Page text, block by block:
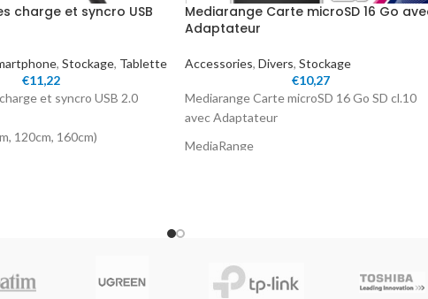
charge et syncro USB
, Stockage, Tablette
€11,22
et syncro USB 2.0
120cm, 160cm)
Mediarange Carte microSD 16 Go
Adaptateur
Accessories, Divers, Stockage
€10,27
Mediarange Carte microSD 16 Go SD cl.10
avec Adaptateur
MediaRange